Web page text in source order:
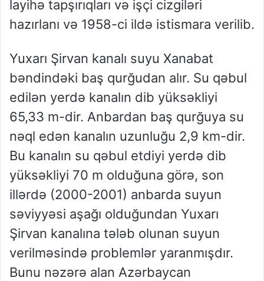
layihə tapşırıqları və işçi cizgiləri
hazırlanı və 1958-ci ildə istismara verilib.
Yuxarı Şirvan kanalı suyu Xanabat
bəndindəki baş qurğudan alır. Su qəbul
edilən yerdə kanalın dib yüksəkliyi
65,33 m-dir. Anbardan baş qurğuya su
nəql edən kanalın uzunluğu 2,9 km-dir.
Bu kanalın su qəbul etdiyi yerdə dib
yüksəkliyi 70 m olduğuna görə, son
illərdə (2000-2001) anbarda suyun
səviyyəsi aşağı olduğundan Yuxarı
Şirvan kanalına tələb olunan suyun
verilməsində problemlər yaranmışdır.
Bunu nəzərə alan Azərbaycan